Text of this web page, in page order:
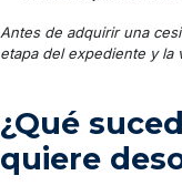
Antes de adquirir una
etapa del expediente y la
¿Qué
quiere